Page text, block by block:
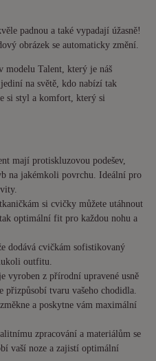
padnou a také vypadají úžasně!
obrázek se automaticky změní.
modelu Talent, který je náš
na světě, kdo nabízí tak
si styl a komfort, který si
mají protiskluzovou podešev,
na jakémkoli povrchu. Ideální pro
si cvičky můžete utáhnout
optimální fit pro každou nohu a
dodává cvičkám sofistikovaný
outfitu.
vyroben z přírodní upravené usně
přizpůsobí tvaru vašeho chodidla.
a poskytne vám maximální
zpracování a materiálům se
vaší noze a zajistí optimální